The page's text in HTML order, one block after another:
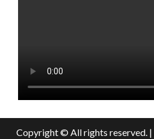
Copyright © All rights reserved. |